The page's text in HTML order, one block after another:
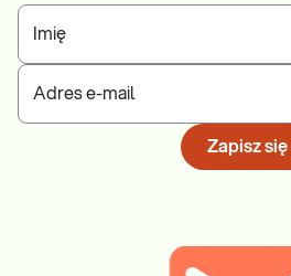
Imię
Adres e-mail
Zapisz się